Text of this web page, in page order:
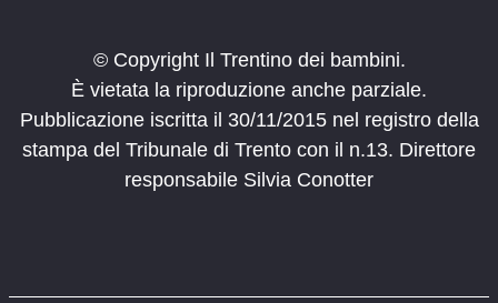
© Copyright Il Trentino dei bambini.
È vietata la riproduzione anche parziale.
Pubblicazione iscritta il 30/11/2015 nel registro della
stampa del Tribunale di Trento con il n.13. Direttore
responsabile Silvia Conotter